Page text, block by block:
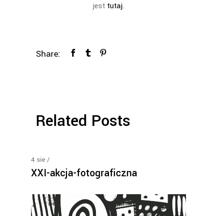
jest tutaj.
Share:
Related Posts
4 sie
XXI-akcja-fotograficzna